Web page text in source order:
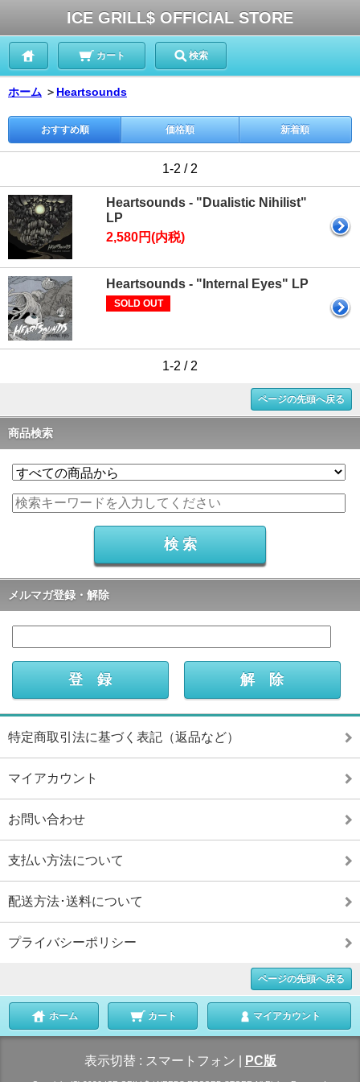
ICE GRILL$ OFFICIAL STORE
カート 検索
ホーム ＞ Heartsounds
おすすめ順 価格順 新着順
1-2 / 2
Heartsounds - "Dualistic Nihilist"
LP
2,580円(内税)
Heartsounds - "Internal Eyes" LP
SOLD OUT
1-2 / 2
ページの先頭へ戻る
商品検索
メルマガ登録・解除
特定商取引法に基づく表記（返品など）
マイアカウント
お問い合わせ
支払い方法について
配送方法･送料について
プライバシーポリシー
ページの先頭へ戻る
ホーム カート マイアカウント
表示切替 : スマートフォン PC版